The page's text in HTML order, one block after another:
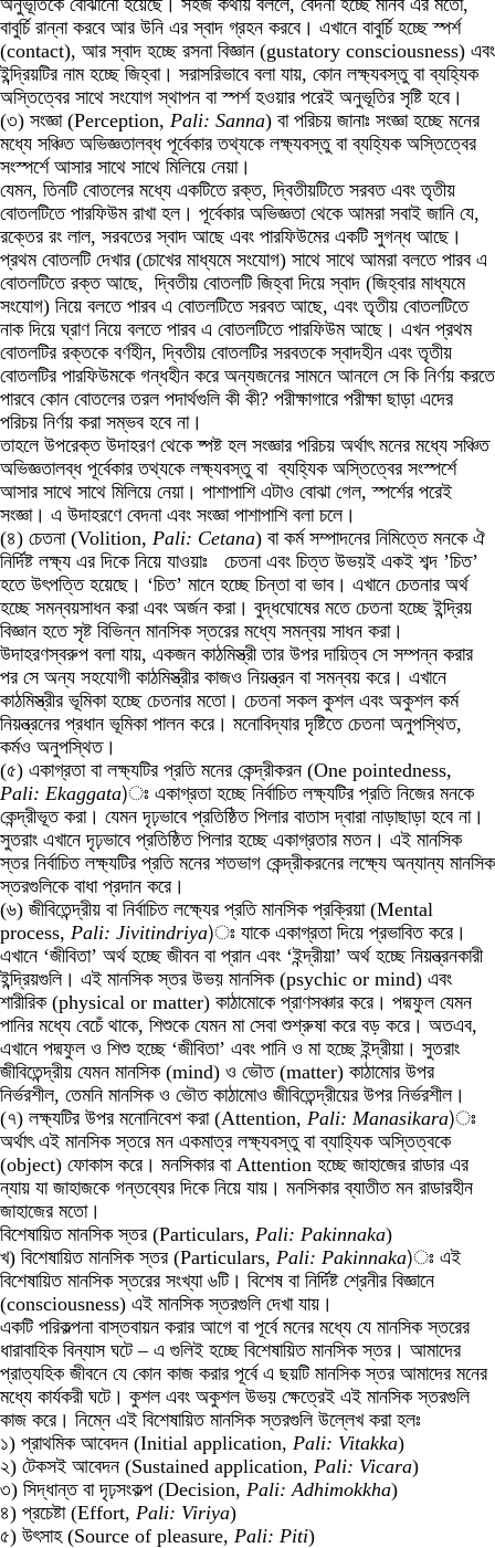
অনুভূতিকে বোঝানো হয়েছে। সহজ কথায় বললে, বেদনা হচ্ছে মনিব এর মতো,
বাবুর্চি রান্না করবে আর উনি এর স্বাদ গ্রহন করবে। এখানে বাবুর্চি হচ্ছে স্পর্শ
(contact), আর স্বাদ হচ্ছে রসনা বিজ্ঞান (gustatory consciousness) এবং
ইন্দ্রিয়টির নাম হচ্ছে জিহ্বা। সরাসরিভাবে বলা যায়, কোন লক্ষ্যবস্তু বা ব্যহ্যিক
অস্তিত্বের সাথে সংযোগ স্থাপন বা স্পর্শ হওয়ার পরেই অনুভূতির সৃষ্টি হবে।
(৩) সংজ্ঞা (Perception, Pali: Sanna) বা পরিচয় জানাঃ সংজ্ঞা হচ্ছে মনের
মধ্যে সঞ্চিত অভিজ্ঞতালব্ধ পূর্বেকার তথ্যকে লক্ষ্যবস্তু বা ব্যহ্যিক অস্তিত্বের
সংস্পর্শে আসার সাথে সাথে মিলিয়ে নেয়া।
যেমন, তিনটি বোতলের মধ্যে একটিতে রক্ত, দ্বিতীয়টিতে সরবত এবং তৃতীয়
বোতলটিতে পারফিউম রাখা হল। পূর্বেকার অভিজ্ঞতা থেকে আমরা সবাই জানি যে,
রক্তের রং লাল, সরবতের স্বাদ আছে এবং পারফিউমের একটি সুগন্ধ আছে।
প্রথম বোতলটি দেখার (চোখের মাধ্যমে সংযোগ) সাথে সাথে আমরা বলতে পারব এ
বোতলটিতে রক্ত আছে, দ্বিতীয় বোতলটি জিহ্বা দিয়ে স্বাদ (জিহ্বার মাধ্যমে
সংযোগ) নিয়ে বলতে পারব এ বোতলটিতে সরবত আছে, এবং তৃতীয় বোতলটিতে
নাক দিয়ে ঘ্রাণ নিয়ে বলতে পারব এ বোতলটিতে পারফিউম আছে। এখন প্রথম
বোতলটির রক্তকে বর্ণহীন, দ্বিতীয় বোতলটির সরবতকে স্বাদহীন এবং তৃতীয়
বোতলটির পারফিউমকে গন্ধহীন করে অন্যজনের সামনে আনলে সে কি নির্ণয় করতে
পারবে কোন বোতলের তরল পদার্থগুলি কী কী? পরীক্ষাগারে পরীক্ষা ছাড়া এদের
পরিচয় নির্ণয় করা সম্ভব হবে না।
তাহলে উপরেক্ত উদাহরণ থেকে ষ্পষ্ট হল সংজ্ঞার পরিচয় অর্থাৎ মনের মধ্যে সঞ্চিত
অভিজ্ঞতালব্ধ পূর্বেকার তথ্যকে লক্ষ্যবস্তু বা ব্যহ্যিক অস্তিত্বের সংস্পর্শে
আসার সাথে সাথে মিলিয়ে নেয়া। পাশাপাশি এটাও বোঝা গেল, স্পর্শের পরেই
সংজ্ঞা। এ উদাহরণে বেদনা এবং সংজ্ঞা পাশাপাশি বলা চলে।
(৪) চেতনা (Volition, Pali: Cetana) বা কর্ম সম্পাদনের নিমিত্তে মনকে ঐ
নির্দিষ্ট লক্ষ্য এর দিকে নিয়ে যাওয়াঃ চেতনা এবং চিত্ত উভয়ই একই শব্দ ’চিত’
হতে উৎপত্তি হয়েছে। ‘চিত’ মানে হচ্ছে চিন্তা বা ভাব। এখানে চেতনার অর্থ
হচ্ছে সমন্বয়সাধন করা এবং অর্জন করা। বুদ্ধঘোষের মতে চেতনা হচ্ছে ইন্দ্রিয়
বিজ্ঞান হতে সৃষ্ট বিভিন্ন মানসিক স্তরের মধ্যে সমন্বয় সাধন করা।
উদাহরণস্বরুপ বলা যায়, একজন কাঠমিস্ত্রী তার উপর দায়িত্ব সে সম্পন্ন করার
পর সে অন্য সহযোগী কাঠমিস্ত্রীর কাজও নিয়ন্ত্রন বা সমন্বয় করে। এখানে
কাঠমিস্ত্রীর ভূমিকা হচ্ছে চেতনার মতো। চেতনা সকল কুশল এবং অকুশল কর্ম
নিয়ন্ত্রনের প্রধান ভূমিকা পালন করে। মনোবিদ্যার দৃষ্টিতে চেতনা অনুপস্থিত,
কর্মও অনুপস্থিত।
(৫) একাগ্রতা বা লক্ষ্যটির প্রতি মনের কেন্দ্রীকরন (One pointedness,
Pali: Ekaggata)ঃ একাগ্রতা হচ্ছে নির্বাচিত লক্ষ্যটির প্রতি নিজের মনকে
কেন্দ্রীভূত করা। যেমন দৃঢ়ভাবে প্রতিষ্ঠিত পিলার বাতাস দ্বারা নাড়াছাড়া হবে না।
সুতরাং এখানে দৃঢ়ভাবে প্রতিষ্ঠিত পিলার হচ্ছে একাগ্রতার মতন। এই মানসিক
স্তর নির্বাচিত লক্ষ্যটির প্রতি মনের শতভাগ কেন্দ্রীকরনের লক্ষ্যে অন্যান্য মানসিক
স্তরগুলিকে বাধা প্রদান করে।
(৬) জীবিতেন্দ্রীয় বা নির্বাচিত লক্ষ্যের প্রতি মানসিক প্রক্রিয়া (Mental
process, Pali: Jivitindriya)ঃ যাকে একাগ্রতা দিয়ে প্রভাবিত করে।
এখানে ‘জীবিতা’ অর্থ হচ্ছে জীবন বা প্রান এবং ‘ইন্দ্রীয়া’ অর্থ হচ্ছে নিয়ন্ত্রনকারী
ইন্দ্রিয়গুলি। এই মানসিক স্তর উভয় মানসিক (psychic or mind) এবং
শারীরিক (physical or matter) কাঠামোকে প্রাণসঞ্চার করে। পদ্মফুল যেমন
পানির মধ্যে বেচেঁ থাকে, শিশুকে যেমন মা সেবা শুশ্রুষা করে বড় করে। অতএব,
এখানে পদ্মফুল ও শিশু হচ্ছে ‘জীবিতা’ এবং পানি ও মা হচ্ছে ইন্দ্রীয়া। সুতরাং
জীবিতেন্দ্রীয় যেমন মানসিক (mind) ও ভৌত (matter) কাঠামোর উপর
‍নির্ভরশীল, তেমনি মানসিক ও ভৌত কাঠামোও জীবিতেন্দ্রীয়ের উপর নির্ভরশীল।
(৭) লক্ষ্যটির উপর মনোনিবেশ করা (Attention, Pali: Manasikara)ঃ
অর্থাৎ এই মানসিক স্তরে মন একমাত্র লক্ষ্যবস্তু বা ব্যাহ্যিক অস্তিত্বকে
(object) ফোকাস করে। মনসিকার বা Attention হচ্ছে জাহাজের রাডার এর
ন্যায় যা জাহাজকে গন্তব্যের দিকে নিয়ে যায়। মনসিকার ব্যাতীত মন রাডারহীন
জাহাজের মতো।
বিশেষায়িত মানসিক স্তর (Particulars, Pali: Pakinnaka)
খ) বিশেষায়িত মানসিক স্তর (Particulars, Pali: Pakinnaka)ঃ এই
বিশেষায়িত মানসিক স্তরের সংখ্যা ৬টি। বিশেষ বা নির্দিষ্ট শ্রেনীর বিজ্ঞানে
(consciousness) এই মানসিক স্তরগুলি দেখা যায়।
একটি পরিকল্পনা বাস্তবায়ন করার আগে বা পূর্বে মনের মধ্যে যে মানসিক স্তরের
ধারাবাহিক বিন্যাস ঘটে – এ গুলিই হচ্ছে বিশেষায়িত মানসিক স্তর। আমাদের
প্রাত্যহিক জীবনে যে কোন কাজ করার পূর্বে এ ছয়টি মানসিক স্তর আমাদের মনের
মধ্যে কার্যকরী ঘটে। কুশল এবং অকুশল উভয় ক্ষেত্রেই এই মানসিক স্তরগুলি
কাজ করে। নিম্নে এই বিশেষায়িত মানসিক স্তরগুলি উল্লেখ করা হলঃ
১) প্রাথমিক আবেদন (Initial application, Pali: Vitakka)
২) টেকসই আবেদন (Sustained application, Pali: Vicara)
৩) সিদ্ধান্ত বা দৃঢ়সংকল্প (Decision, Pali: Adhimokkha)
৪) প্রচেষ্টা (Effort, Pali: Viriya)
৫) উৎসাহ (Source of pleasure, Pali: Piti)